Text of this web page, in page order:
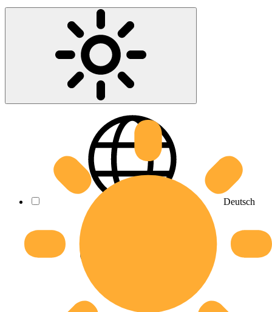
Deutsch